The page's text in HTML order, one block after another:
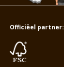
Officiëel partner: